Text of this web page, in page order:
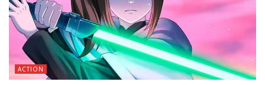
ACTION